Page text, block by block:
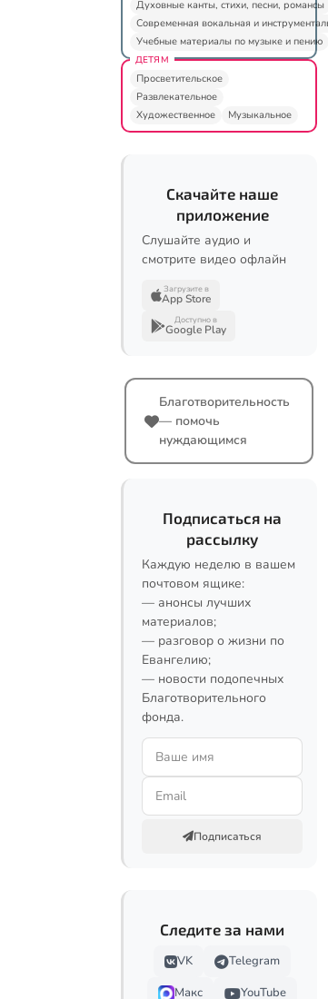
Духовные канты, стихи, песни, романсы
Современная вокальная и
Учебные материалы по музыке и пению
ДЕТЯМ
Просветительское
Развлекательное
Художественное
Музыкальное
Скачайте наше
приложение
Слушайте аудио и
смотрите видео офлайн
Загрузите в
App Store
Доступно в
Google Play
Благотворительность
— помочь
нуждающимся
Подписаться на
рассылку
Каждую неделю в вашем
почтовом ящике:
— анонсы лучших
материалов;
— разговор о жизни по
Евангелию;
— новости подопечных
Благотворительного
фонда.
Подписаться
Следите за нами
VK
Telegram
Макс
YouTube